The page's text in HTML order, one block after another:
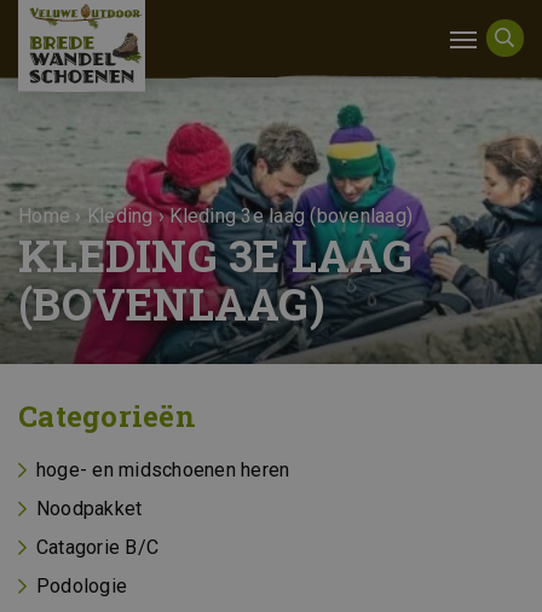
Home ›Kleding›Kleding 3e laag (bovenlaag)
KLEDING 3E LAAG
(BOVENLAAG)
Categorieën
hoge- en midschoenen heren
Noodpakket
Catagorie B/C
Podologie